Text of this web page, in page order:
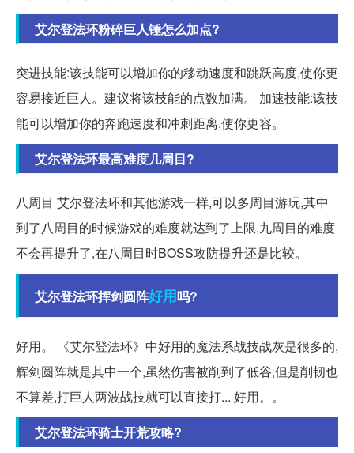
艾尔登法环粉碎巨人锤怎么加点?
突进技能:该技能可以增加你的移动速度和跳跃高度,使你更
容易接近巨人。建议将该技能的点数加满。 加速技能:该技
能可以增加你的奔跑速度和冲刺距离,使你更容。
艾尔登法环最高难度几周目?
八周目 艾尔登法环和其他游戏一样,可以多周目游玩,其中
到了八周目的时候游戏的难度就达到了上限,九周目的难度
不会再提升了,在八周目时BOSS攻防提升还是比较。
艾尔登法环挥剑圆阵好用吗?
好用。 《艾尔登法环》中好用的魔法系战技战灰是很多的,
辉剑圆阵就是其中一个,虽然伤害被削到了低谷,但是削韧也
不算差,打巨人两波战技就可以直接打... 好用。。
艾尔登法环骑士开荒攻略?